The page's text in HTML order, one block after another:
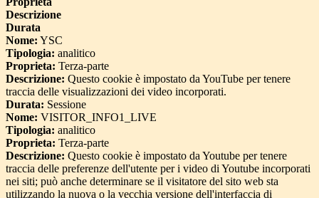
Descrizione
Durata
Nome: YSC
Tipologia: analitico
Proprieta: Terza-parte
Descrizione: Questo cookie è impostato da YouTube per tenere
traccia delle visualizzazioni dei video incorporati.
Durata: Sessione
Nome: VISITOR_INFO1_LIVE
Tipologia: analitico
Proprieta: Terza-parte
Descrizione: Questo cookie è impostato da Youtube per tenere
traccia delle preferenze dell'utente per i video di Youtube incorporati
nei siti; può anche determinare se il visitatore del sito web sta
utilizzando la nuova o la vecchia versione dell'interfaccia di